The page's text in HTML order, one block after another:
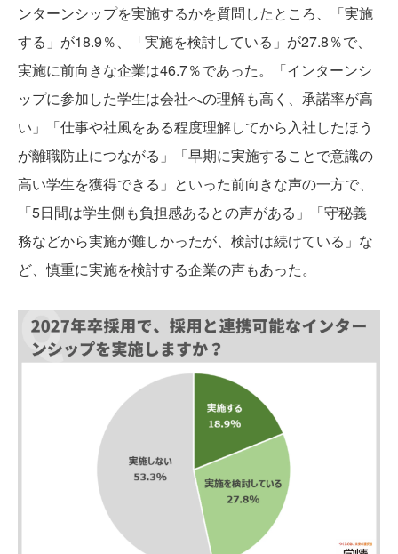
ンターンシップを実施するかを質問したところ、「実施
する」が18.9％、「実施を検討している」が27.8％で、
実施に前向きな企業は46.7％であった。「インターンシ
ップに参加した学生は会社への理解も高く、承諾率が高
い」「仕事や社風をある程度理解してから入社したほう
が離職防止につながる」「早期に実施することで意識の
高い学生を獲得できる」といった前向きな声の一方で、
「5日間は学生側も負担感あるとの声がある」「守秘義
務などから実施が難しかったが、検討は続けている」な
ど、慎重に実施を検討する企業の声もあった。